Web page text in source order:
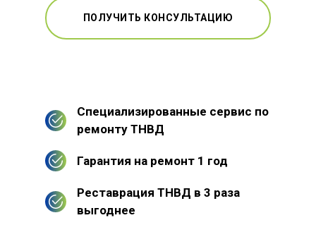
ПОЛУЧИТЬ КОНСУЛЬТАЦИЮ
Специализированные сервис по
ремонту ТНВД
Гарантия на ремонт 1 год
Реставрация ТНВД в 3 раза
выгоднее